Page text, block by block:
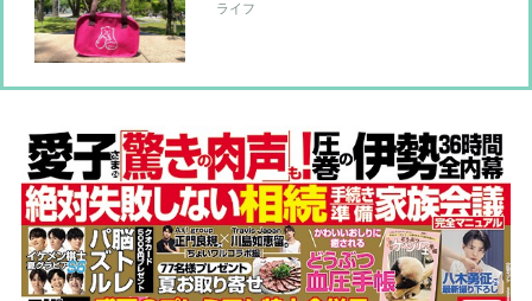
で買える大当たり保冷バッグ」4選
ライフ